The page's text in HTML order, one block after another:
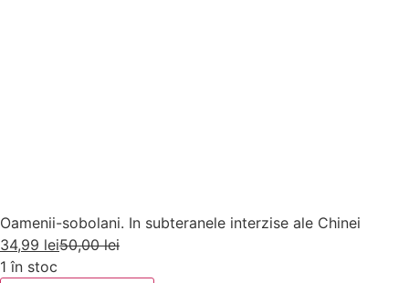
Oamenii-sobolani. In subteranele interzise ale Chinei
50,00lei
34,99 lei
1 în stoc